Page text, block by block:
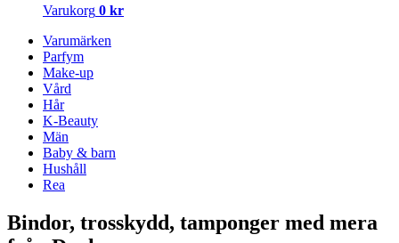
Varukorg 0 kr
Varumärken
Parfym
Make-up
Vård
Hår
K-Beauty
Män
Baby & barn
Hushåll
Rea
Bindor, trosskydd, tamponger med mera